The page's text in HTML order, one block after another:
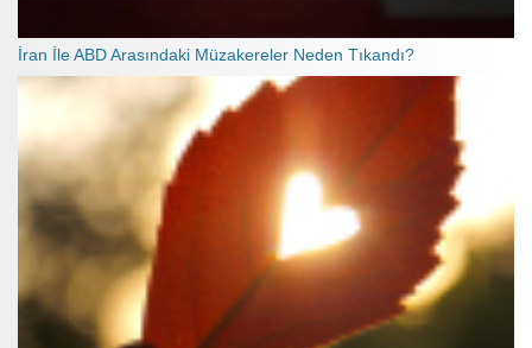
İran İle ABD Arasındaki Müzakereler Neden Tıkandı?